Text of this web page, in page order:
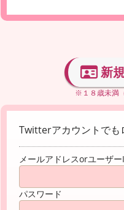
新
※１８歳未満
Twitterアカウントでも
メールアドレスorユーザ
パスワード